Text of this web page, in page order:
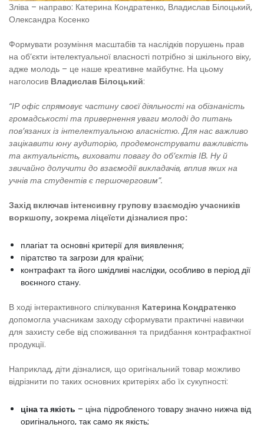
Зліва – направо: Катерина Кондратенко, Владислав Білоцький,
Олександра Косенко
Формувати розуміння масштабів та наслідків порушень прав
на об’єкти інтелектуальної власності потрібно зі шкільного віку,
адже молодь – це наше креативне майбутнє. На цьому
наголосив Владислав Білоцький:
“ІР офіс спрямовує частину своєї діяльності на обізнаність
громадськості та привернення уваги молоді до питань
пов’язаних із інтелектуальною власністю. Для нас важливо
зацікавити юну аудиторію, продемонструвати важливість
та актуальність, виховати повагу до об’єктів ІВ. Ну й
звичайно долучити до взаємодії викладачів, вплив яких на
учнів та студентів є першочерговим”.
Захід включав інтенсивну групову взаємодію учасників
воркшопу, зокрема ліцеїсти дізналися про:
плагіат та основні критерії для виявлення;
піратство та загрози для країни;
контрафакт та його шкідливі наслідки, особливо в період дії
воєнного стану.
В ході інтерактивного спілкування Катерина Кондратенко
допомогла учасникам заходу сформувати практичні навички
для захисту себе від споживання та придбання контрафактної
продукції.
Наприклад, діти дізналися, що оригінальний товар можливо
відрізнити по таких основних критеріях або їх сукупності:
ціна та якість – ціна підробленого товару значно нижча від
оригінального, так само як якість;